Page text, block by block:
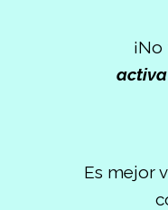
Es mejor